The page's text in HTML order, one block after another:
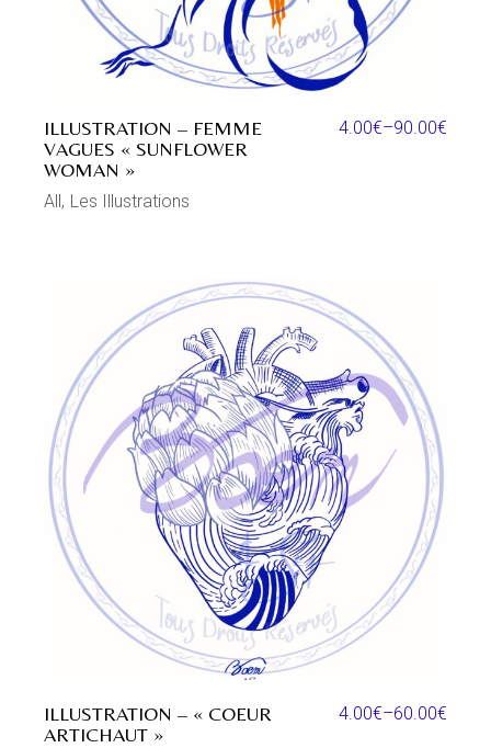
ILLUSTRATION – FEMME
VAGUES « SUNFLOWER
WOMAN »
4.00€–90.00€
All Les Illustrations
ILLUSTRATION – « COEUR
ARTICHAUT »
4.00€–60.00€